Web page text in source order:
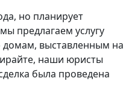
но планирует
предлагаем услугу
домам, выставленным на
наши юристы
была проведена